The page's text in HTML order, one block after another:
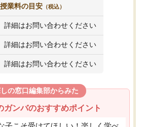
授業料の目安 （税込）
詳細はお問い合わせください
詳細はお問い合わせください
詳細はお問い合わせください
の窓口編集部からみた
ガンバのおすすめポイント